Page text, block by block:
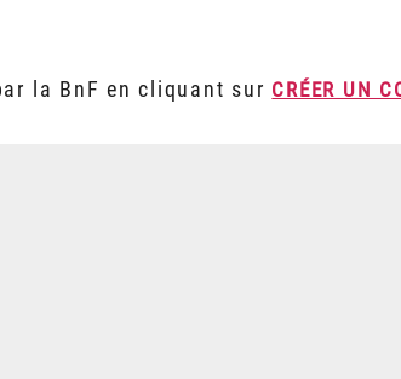
la BnF en cliquant sur CRÉER UN